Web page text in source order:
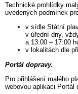
Technické prohlídky
uvedených podmínek
v sídle Státní
v úřední dny,
a 13:00 – 17:00
v lokalitách dle
Portál dopravy.
Pro přihlášení malého
webovou aplikaci Portál